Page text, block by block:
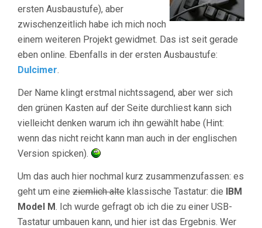
ersten Ausbaustufe), aber
zwischenzeitlich habe ich mich noch
einem weiteren Projekt gewidmet. Das ist seit gerade
eben online. Ebenfalls in der ersten Ausbaustufe:
Dulcimer.
Der Name klingt erstmal nichtssagend, aber wer sich
den grünen Kasten auf der Seite durchliest kann sich
vielleicht denken warum ich ihn gewählt habe (Hint:
wenn das nicht reicht kann man auch in der englischen
Version spicken).
Um das auch hier nochmal kurz zusammenzufassen: es
geht um eine ziemlich alte klassische Tastatur: die IBM
Model M. Ich wurde gefragt ob ich die zu einer USB-
Tastatur umbauen kann, und hier ist das Ergebnis. Wer